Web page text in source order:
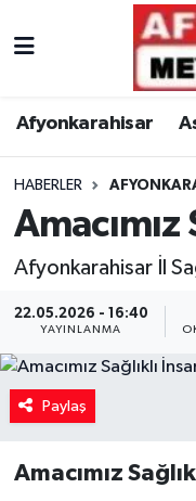
Afyonkarahisar
HABERLER
Amacımız
Afyonkarahisar İl
22.05.2026 - 16:40
YAYINLANMA
Paylaş
Amacımız
Nöbetçi
Trafik Durumu
Süper Lig Puan
Tüm Manşetler
Son Dakika
Haber Arşivi